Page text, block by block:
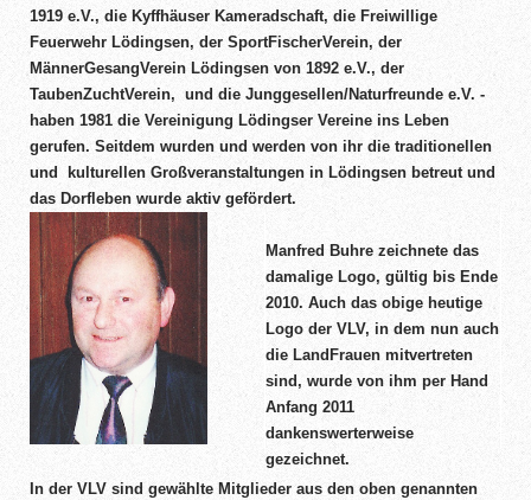
1919 e.V., die Kyffhäuser Kameradschaft, die Freiwillige
Feuerwehr Lödingsen, der SportFischerVerein, der
MännerGesangVerein Lödingsen von 1892 e.V., der
TaubenZuchtVerein, und die Junggesellen/Naturfreunde e.V. -
haben 1981 die Vereinigung Lödingser Vereine ins Leben
gerufen. Seitdem wurden und werden von ihr die traditionellen
und kulturellen Großveranstaltungen in Lödingsen betreut und
das Dorfleben wurde aktiv gefördert.
Manfred Buhre zeichnete das
damalige Logo, gültig bis Ende
2010. Auch das obige heutige
Logo der VLV, in dem nun auch
die LandFrauen mitvertreten
sind, wurde von ihm per Hand
Anfang 2011
dankenswerterweise
gezeichnet.
In der VLV sind gewählte Mitglieder aus den oben genannten